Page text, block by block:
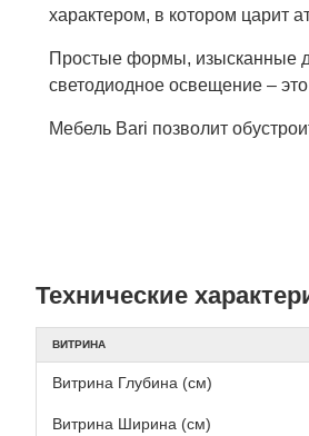
характером, в котором царит
Простые формы, изысканные
светодиодное освещение –
Мебель Bari позволит
Технические
ВИТРИНА
Витрина Глубина (см)
Витрина Ширина (см)